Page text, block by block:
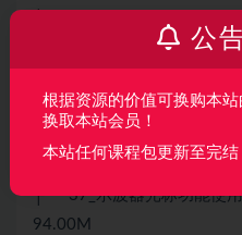
├──34_示波器自动设置功
绍.mp4 144.00M
析.mp4 88.32M
├──37_示波器光标功能使
94.00M
公
根据资源的价值可换购本
换取本站会员！
本站任何课程包更新至完结